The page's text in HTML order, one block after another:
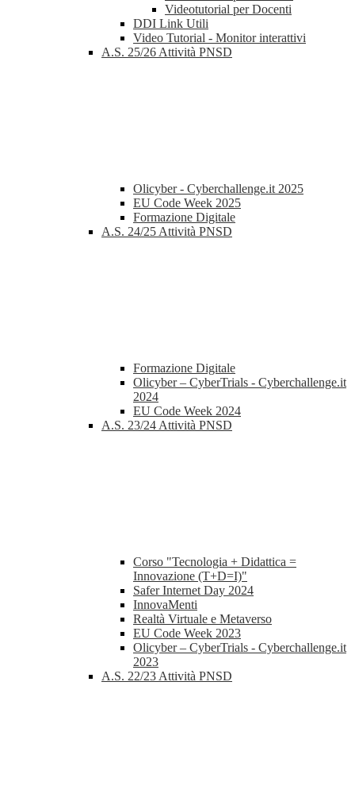
Videotutorial per Docenti
DDI Link Utili
Video Tutorial - Monitor interattivi
A.S. 25/26 Attività PNSD
Olicyber - Cyberchallenge.it 2025
EU Code Week 2025
Formazione Digitale
A.S. 24/25 Attività PNSD
Formazione Digitale
Olicyber – CyberTrials - Cyberchallenge.it
2024
EU Code Week 2024
A.S. 23/24 Attività PNSD
Corso "Tecnologia + Didattica =
Innovazione (T+D=I)"
Safer Internet Day 2024
InnovaMenti
Realtà Virtuale e Metaverso
EU Code Week 2023
Olicyber – CyberTrials - Cyberchallenge.it
2023
A.S. 22/23 Attività PNSD